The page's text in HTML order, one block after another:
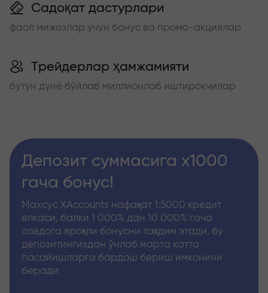
Садоқат дастурлари
фаол мижозлар учун бонус ва промо-акциялар
Трейдерлар ҳамжамияти
бутун дунё бўйлаб миллионлаб иштирокчилар
Депозит суммасига x1000
гача бонус!
Махсус XAccounts нафақат 1:5000 кредит
елкаси, балки 1 000% дан 10 000% гача
савдога яроқли бонусни тақдим этади, бу
депозитингиздан ўнлаб марта катта
пасайишларга бардош бериш имконини
беради